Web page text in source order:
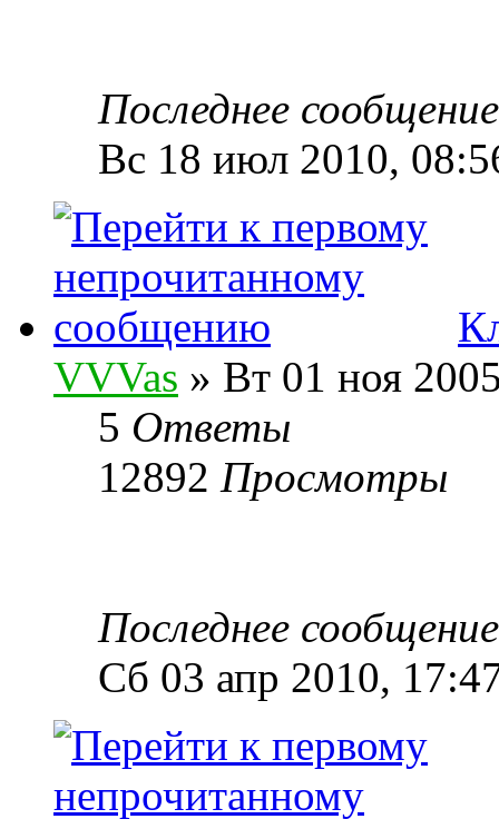
Последнее
Вс 18 июл 2010,
VVVas » Вт 01 ноя
5 Ответы
12892 Просмотры
Последнее
Сб 03 апр 2010,